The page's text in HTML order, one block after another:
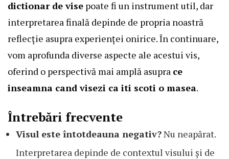
dictionar de vise poate fi un instrument util, dar
interpretarea finală depinde de propria noastră
reflecție asupra experienței onirice. În continuare,
vom aprofunda diverse aspecte ale acestui vis,
oferind o perspectivă mai amplă asupra ce
inseamna cand visezi ca iti scoti o masea.
Întrebări frecvente
Visul este întotdeauna negativ?Nu neapărat.
Interpretarea depinde de contextul visului și de